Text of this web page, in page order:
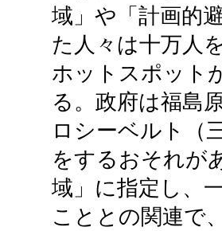
域」や「計画的
た人々は十万人
ホットスポット
る。政府は福島
ロシーベルト（
をするおそれが
域」に指定し、
こととの関連で